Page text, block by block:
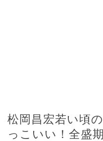
松岡昌宏若い頃
っこいい！全盛